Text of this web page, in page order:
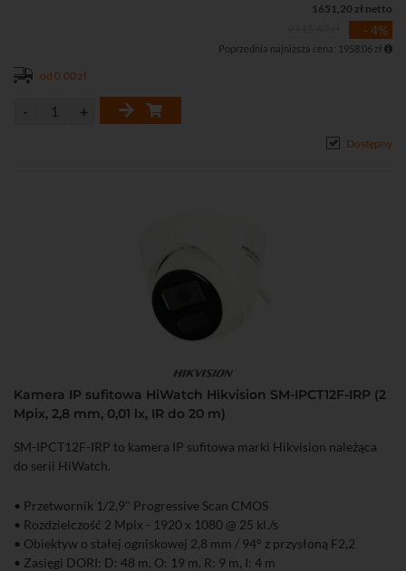
• Funkcje obrazu: AGC, 3D-DNR, WDR(120 dB), BLC, HLC
• Obszar zainteresowań ROI
• Tryb korytarzowy
• Aplikacja na komputer iVMS-4200 i smartfona Hik-Connect
1651,20 zł netto
- 4%
Poprzednia najniższa cena: 1958,06 zł
od 0,00 zł
Dostępny
Kamera IP sufitowa HiWatch Hikvision SM-IPCT12F-IRP (2
Mpix, 2,8 mm, 0,01 lx, IR do 20 m)
SM-IPCT12F-IRP to kamera IP sufitowa marki Hikvision należąca
do serii HiWatch.
• Przetwornik 1/2,9" Progressive Scan CMOS
• Rozdzielczość 2 Mpix - 1920 x 1080 @ 25 kl./s
• Obiektyw o stałej ogniskowej 2,8 mm / 94° z przysłoną F2,2
• Zasięgi DORI: D: 48 m, O: 19 m, R: 9 m, I: 4 m